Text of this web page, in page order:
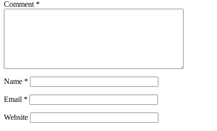
Comment *
Name *
Email *
Website